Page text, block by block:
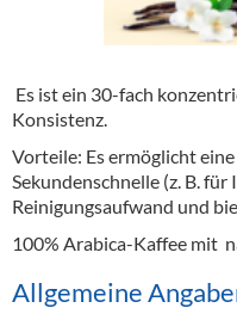
Hygieneartikel &
Es ist ein 30-fach
Konsistenz.
Vorteile: Es ermöglicht
Sekundenschnelle (z. B. für
Reinigungsaufwand und
100% Arabica-Kaffee mit
Allgemeine